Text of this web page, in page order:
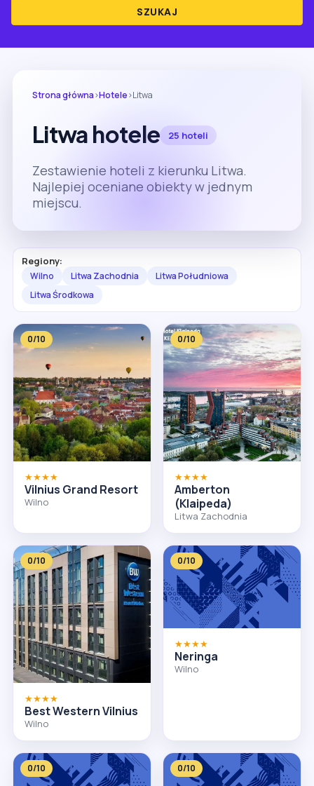
SZUKAJ
Strona główna›Hotele›Litwa
Litwa hotele 25 hoteli
Zestawienie hoteli z kierunku Litwa.
Najlepiej oceniane obiekty w jednym
miejscu.
Regiony:
Wilno Litwa Zachodnia
Litwa Południowa
Litwa Środkowa
0/10
★★★★
Vilnius Grand Resort
Wilno
0/10
★★★★
Amberton
(Klaipeda)
Litwa Zachodnia
0/10
★★★★
Best Western Vilnius
Wilno
0/10
★★★★
Neringa
Wilno
0/10 0/10